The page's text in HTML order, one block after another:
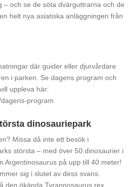
– och se de söta dvärguttrarna och de
helt nya asiatiska anläggningen från
där guider eller djurvårdare
i parken. Se dagens program och
uppleva här:
program
dinosauriepark
Missa då inte ett besök i
största – med över 50 dinosaurier i
Argentinosaurus på upp till 40 meter!
sig i slutet av dess svans.
den ökända Tyrannosaurus rex,